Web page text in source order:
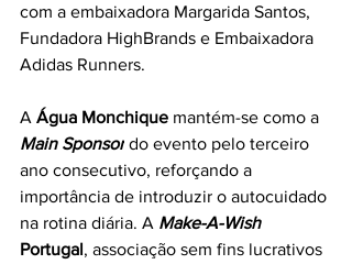
com a embaixadora Margarida Santos,
Fundadora HighBrands e Embaixadora
Adidas Runners.
A Água Monchique mantém-se como a
Main Sponsor do evento pelo terceiro
ano consecutivo, reforçando a
importância de introduzir o autocuidado
na rotina diária. A Make-A-Wish
Portugal, associação sem fins lucrativos